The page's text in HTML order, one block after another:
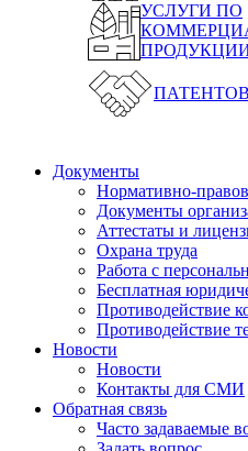
УСЛУГИ ПО
Документы
Нормативно-
Документы
Аттестаты и
Охрана труда
Работа с
Бесплатная
Противодействие
Противодействие
Новости
Новости
Контакты для СМИ
Обратная связь
Часто задаваемые